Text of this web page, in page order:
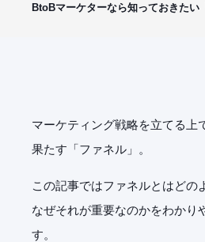
BtoBマーケターなら知っておきたい
マーケティング戦略を立てる上
果たす「ファネル」。
この記事ではファネルとはどの
なぜそれが重要なのかをわかり
す。